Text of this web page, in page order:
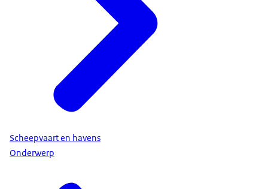
Scheepvaart en havens
Onderwerp